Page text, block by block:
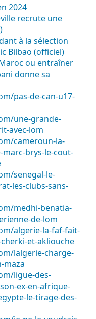
2024
recrute une
à la sélection
Bilbao (officiel)
ou entraîner
donne sa
pas-de-can-u17-
une-grande-
avec-lom
cameroun-la-
brys-le-cout-
senegal-le-
les-clubs-sans-
medhi-benatia-
de-lom
algerie-la-faf-fait-
et-akliouche
lalgerie-charge-
maza
ligue-des-
ex-en-afrique-
le-tirage-des-